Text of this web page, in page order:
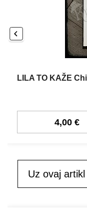
LILA TO KAŽE
4,00 €
Uz ovaj